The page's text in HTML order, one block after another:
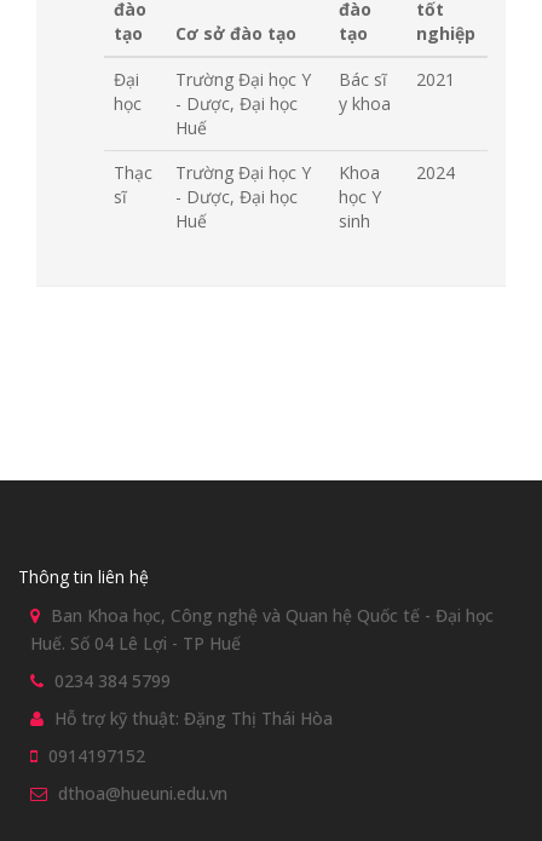
đào
tạo
Cơ sở đào tạo
đào
tạo
tốt
nghiệp
Đại
học
Trường Đại học Y
- Dược, Đại học
Huế
Bác sĩ
y khoa
2021
Thạc
sĩ
Trường Đại học Y
- Dược, Đại học
Huế
Khoa
học Y
sinh
2024
Thông tin liên hệ
Ban Khoa học, Công nghệ và Quan hệ Quốc tế - Đại học
Huế. Số 04 Lê Lợi - TP Huế
0234 384 5799
Hỗ trợ kỹ thuật: Đặng Thị Thái Hòa
0914197152
dthoa@hueuni.edu.vn